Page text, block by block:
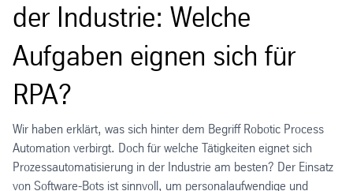
der Industrie: Welche
Aufgaben eignen sich für
RPA?
Wir haben erklärt, was sich hinter dem Begriff Robotic Process
Automation verbirgt. Doch für welche Tätigkeiten eignet sich
Prozessautomatisierung in der Industrie am besten? Der Einsatz
von Software-Bots ist sinnvoll, um personalaufwendige und